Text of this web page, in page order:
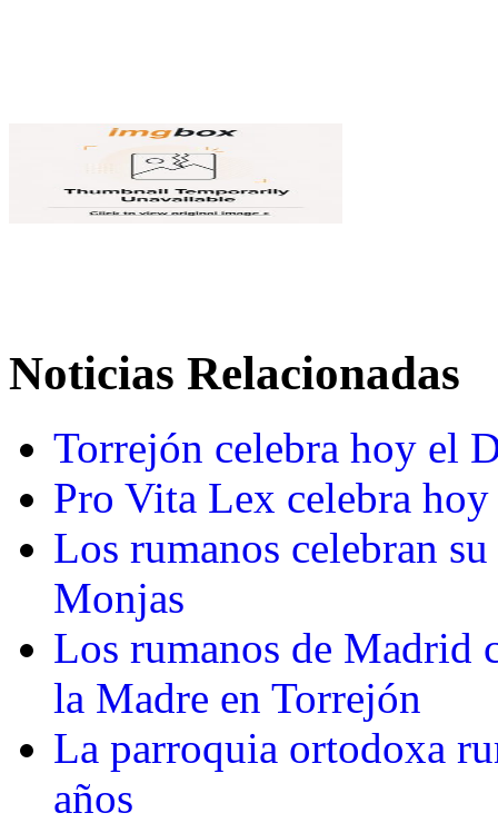
Noticias Relacionadas
Torrejón celebra hoy el
Pro Vita Lex celebra
Los rumanos celebran
Monjas
Los rumanos de Madrid
la Madre en Torrejón
La parroquia ortodoxa
años